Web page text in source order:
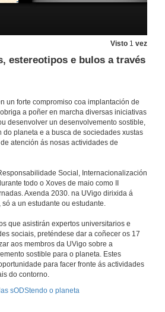
Visto 1 vez
estereotipos e bulos a través
un forte compromiso coa implantación de
a poñer en marcha diversas iniciativas
desenvolver un desenvolvemento sostible,
do planeta e a busca de sociedades xustas
atención ás nosas actividades de
Social, Internacionalización
todo o Xoves de maio como II
Axenda 2030. na UVigo dirixida á
a un estudante ou estudante.
que asistirán expertos universitarios e
sociais, preténdese dar a coñecer os 17
aos membros da UVigo sobre a
sostible para o planeta. Estes
para facer fronte ás actividades
do contorno.
sODStendo o planeta
20 de maio de 2021
Campaña mundial pola educación
A educación, un dereito irrenunciable
Conferencia
20 de maio de 2021